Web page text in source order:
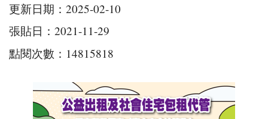
更新日期：2025-02-10
張貼日：2021-11-29
點閱次數：14815818